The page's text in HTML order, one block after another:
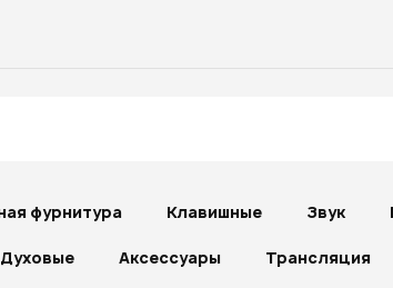
фурнитура Клавишные Звук
Духовые Аксессуары Трансляция